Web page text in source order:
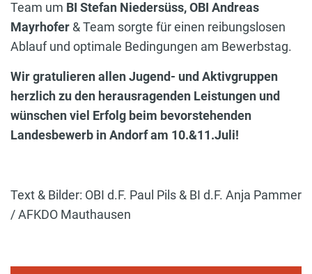
Team um BI Stefan Niedersüss,OBI Andreas
Mayrhofer & Team sorgte für einen reibungslosen
Ablauf und optimale Bedingungen am Bewerbstag.
Wir gratulieren allen Jugend- und Aktivgruppen
herzlich zu den herausragenden Leistungen und
wünschen viel Erfolg beim bevorstehenden
Landesbewerb in Andorf am 10.&11.Juli!
Text & Bilder: OBI d.F. Paul Pils & BI d.F. Anja Pammer
/ AFKDO Mauthausen